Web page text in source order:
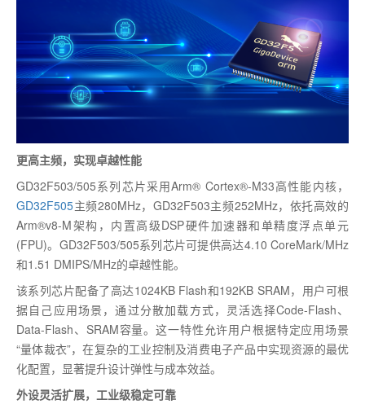
更高主频，实现卓越性能
GD32F503/505系列芯片采用Arm® Cortex®-M33高性能内核，
GD32F505主频280MHz，GD32F503主频252MHz，依托高效的
Arm®v8-M架构，内置高级DSP硬件加速器和单精度浮点单元
(FPU)。GD32F503/505系列芯片可提供高达4.10 CoreMark/MHz
和1.51 DMIPS/MHz的卓越性能。
该系列芯片配备了高达1024KB Flash和192KB SRAM，用户可根
据自己应用场景，通过分散加载方式，灵活选择Code-Flash、
Data-Flash、SRAM容量。这一特性允许用户根据特定应用场景
“量体裁衣”，在复杂的工业控制及消费电子产品中实现资源的最优
化配置，显著提升设计弹性与成本效益。
外设灵活扩展，工业级稳定可靠